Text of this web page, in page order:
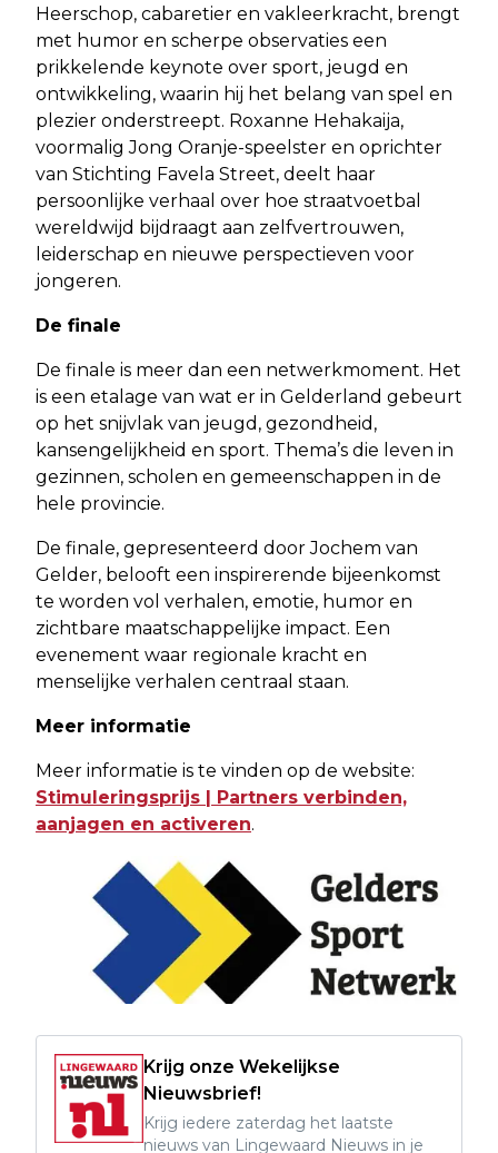
Heerschop, cabaretier en vakleerkracht, brengt
met humor en scherpe observaties een
prikkelende keynote over sport, jeugd en
ontwikkeling, waarin hij het belang van spel en
plezier onderstreept. Roxanne Hehakaija,
voormalig Jong Oranje-speelster en oprichter
van Stichting Favela Street, deelt haar
persoonlijke verhaal over hoe straatvoetbal
wereldwijd bijdraagt aan zelfvertrouwen,
leiderschap en nieuwe perspectieven voor
jongeren.
De finale
De finale is meer dan een netwerkmoment. Het
is een etalage van wat er in Gelderland gebeurt
op het snijvlak van jeugd, gezondheid,
kansengelijkheid en sport. Thema’s die leven in
gezinnen, scholen en gemeenschappen in de
hele provincie.
De finale, gepresenteerd door Jochem van
Gelder, belooft een inspirerende bijeenkomst
te worden vol verhalen, emotie, humor en
zichtbare maatschappelijke impact. Een
evenement waar regionale kracht en
menselijke verhalen centraal staan.
Meer informatie
Meer informatie is te vinden op de website:
Stimuleringsprijs | Partners verbinden,
aanjagen en activeren.
Krijg onze Wekelijkse
Nieuwsbrief!
Krijg iedere zaterdag het laatste
nieuws van Lingewaard Nieuws in je